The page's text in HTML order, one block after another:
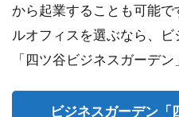
から起業することも可能
ルオフィスを選ぶなら、
「四ツ谷ビジネスガーデン
ビジネスガーデン「